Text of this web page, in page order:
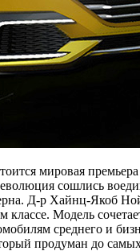
мировая
сошлись
Д-р Хайнц-Якоб
классе. Модель
среднего и
продуман до